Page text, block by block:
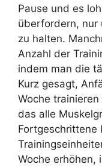
Pause und es
überfordern, nur
zu halten.
Anzahl der
indem man die
Kurz gesagt,
Woche
das alle
Fortgeschrittene
Woche erhöhen,